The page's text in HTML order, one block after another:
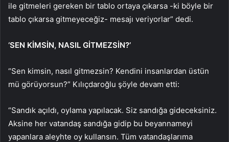
ile gitmeleri gereken bir tablo ortaya çıkarsa -ki böyle bir
tablo çıkarsa gitmeyeceğiz- mesajı veriyorlar” dedi.
‘SEN KİMSİN, NASIL GİTMEZSİN?’
“Sen kimsin, nasıl gitmezsin? Kendini insanlardan üstün
mü görüyorsun?” Kılıçdaroğlu şöyle devam etti:
“Sandık açıldı, oylama yapılacak. Siz sandığa gideceksiniz.
Aksine her vatandaş sandığa gidip bu beyannameyi
yapanlara aleyhte oy kullansın. Tüm vatandaşlarıma